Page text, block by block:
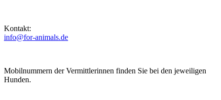
Kontakt:
info@for-animals.de
Mobilnummern der Vermittlerinnen finden Sie bei den jeweiligen
Hunden.